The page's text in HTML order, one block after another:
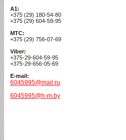
A1:
+375 (29) 180-54-80
+375 (29) 604-59-95
MTC:
+375 (29) 756-07-69
Viber:
+375-29-604-59-95
+375-29-656-05-69
E-mail:
6045995@mail.ru
6045995@h-m.by